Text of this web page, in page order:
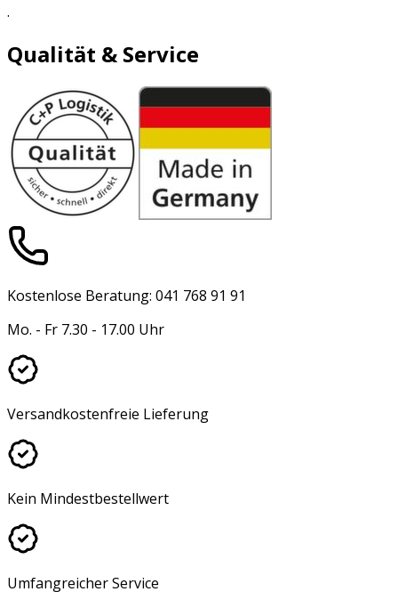
.
Qualität & Service
Kostenlose Beratung: 041 768 91 91
Mo. - Fr 7.30 - 17.00 Uhr
Versandkostenfreie Lieferung
Kein Mindestbestellwert
Umfangreicher Service